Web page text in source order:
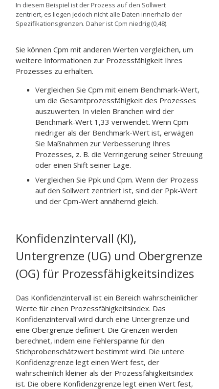
In diesem Beispiel ist der Prozess auf den Sollwert
zentriert, es liegen jedoch nicht alle Daten innerhalb der
Spezifikationsgrenzen. Daher ist Cpm niedrig (0,48).
Sie können Cpm mit anderen Werten vergleichen, um
weitere Informationen zur Prozessfähigkeit Ihres
Prozesses zu erhalten.
Vergleichen Sie Cpm mit einem Benchmark-Wert,
um die Gesamtprozessfähigkeit des Prozesses
auszuwerten. In vielen Branchen wird der
Benchmark-Wert 1,33 verwendet. Wenn Cpm
niedriger als der Benchmark-Wert ist, erwägen
Sie Maßnahmen zur Verbesserung Ihres
Prozesses, z. B. die Verringerung seiner Streuung
oder einen Shift seiner Lage.
Vergleichen Sie Ppk und Cpm. Wenn der Prozess
auf den Sollwert zentriert ist, sind der Ppk-Wert
und der Cpm-Wert annähernd gleich.
Konfidenzintervall (KI),
Untergrenze (UG) und Obergrenze
(OG) für Prozessfähigkeitsindizes
Das Konfidenzintervall ist ein Bereich wahrscheinlicher
Werte für einen Prozessfähigkeitsindex. Das
Konfidenzintervall wird durch eine Untergrenze und
eine Obergrenze definiert. Die Grenzen werden
berechnet, indem eine Fehlerspanne für den
Stichprobenschätzwert bestimmt wird. Die untere
Konfidenzgrenze legt einen Wert fest, der
wahrscheinlich kleiner als der Prozessfähigkeitsindex
ist. Die obere Konfidenzgrenze legt einen Wert fest,